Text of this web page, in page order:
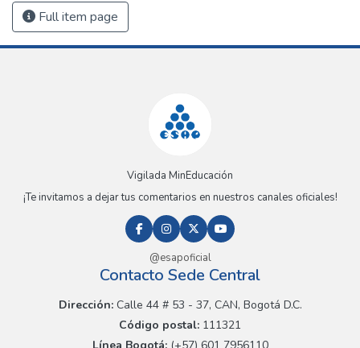
Full item page
Vigilada MinEducación
¡Te invitamos a dejar tus comentarios en nuestros canales oficiales!
@esapoficial
Contacto Sede Central
Dirección:Calle 44 # 53 - 37, CAN, Bogotá D.C.
Código postal: 111321